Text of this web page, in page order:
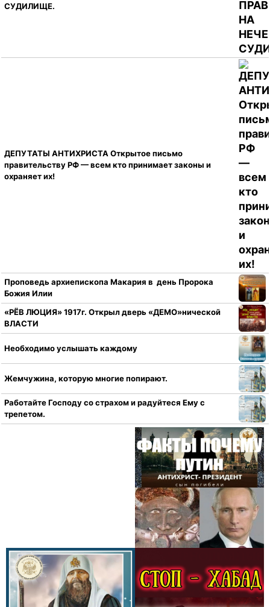
СУДИЛИЩЕ.
ДЕПУТАТЫ АНТИХРИСТА Открытое письмо
правительству РФ — всем кто принимает законы и
охраняет их!
Проповедь архиепископа Макария в день Пророка
Божия Илии
«РЁВ ЛЮЦИЯ» 1917г. Открыл дверь «ДЕМО»нической
ВЛАСТИ
Необходимо услышать каждому
Жемчужина, которую многие попирают.
Работайте Господу со страхом и радуйтеся Ему с
трепетом.